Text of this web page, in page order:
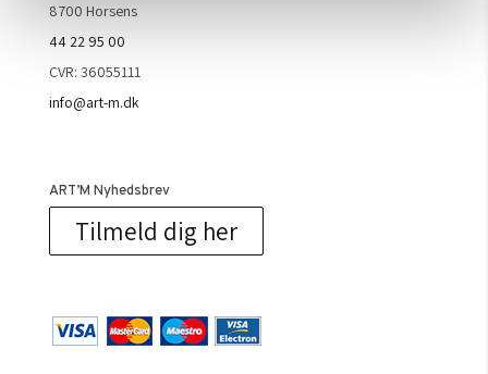
8700 Horsens
44 22 95 00
CVR: 36055111
info@art-m.dk
ART’M Nyhedsbrev
Tilmeld dig her